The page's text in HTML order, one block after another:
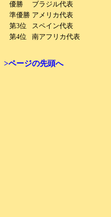
優勝
ブラジル代表
準優勝 アメリカ代表
第3位
スペイン代表
第4位
南アフリカ代表
>ページの先頭へ